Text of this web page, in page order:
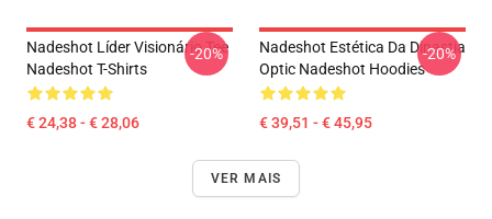
Nadeshot Líder Visionário Tee
Nadeshot T-Shirts
€ 24,38 - € 28,06
-20%
Nadeshot Estética Da Dinastia
Optic Nadeshot Hoodies
€ 39,51 - € 45,95
-20%
VER MAIS